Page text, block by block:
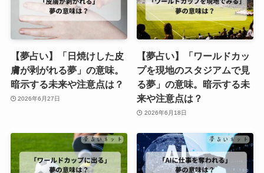
【夢占い】「日焼けした皮
膚が剥がれる夢」の意味。
暗示する未来や注意点は？
2026年6月27日
【夢占い】「ワールドカッ
プを現地のスタジアムで見
る夢」の意味。暗示する未
来や注意点は？
2026年6月18日